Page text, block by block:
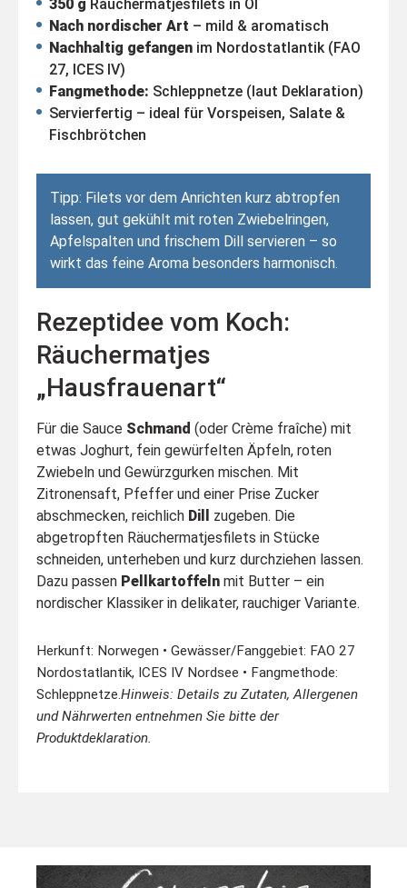
350 g Räuchermatjesfilets in Öl
Nach nordischer Art – mild & aromatisch
Nachhaltig gefangen im Nordostatlantik (FAO
27, ICES IV)
Fangmethode: Schleppnetze (laut Deklaration)
Servierfertig – ideal für Vorspeisen, Salate &
Fischbrötchen
Tipp: Filets vor dem Anrichten kurz abtropfen
lassen, gut gekühlt mit roten Zwiebelringen,
Apfelspalten und frischem Dill servieren – so
wirkt das feine Aroma besonders harmonisch.
Rezeptidee vom Koch:
Räuchermatjes
„Hausfrauenart“
Für die Sauce Schmand (oder Crème fraîche) mit
etwas Joghurt, fein gewürfelten Äpfeln, roten
Zwiebeln und Gewürzgurken mischen. Mit
Zitronensaft, Pfeffer und einer Prise Zucker
abschmecken, reichlich Dill
zugeben. Die
abgetropften Räuchermatjesfilets in Stücke
schneiden, unterheben und kurz durchziehen lassen.
Dazu passen Pellkartoffeln mit Butter – ein
nordischer Klassiker in delikater, rauchiger Variante.
Herkunft: Norwegen • Gewässer/Fanggebiet: FAO 27
Nordostatlantik, ICES IV Nordsee • Fangmethode:
Schleppnetze.Hinweis: Details zu Zutaten, Allergenen
und Nährwerten entnehmen Sie bitte der
Produktdeklaration.